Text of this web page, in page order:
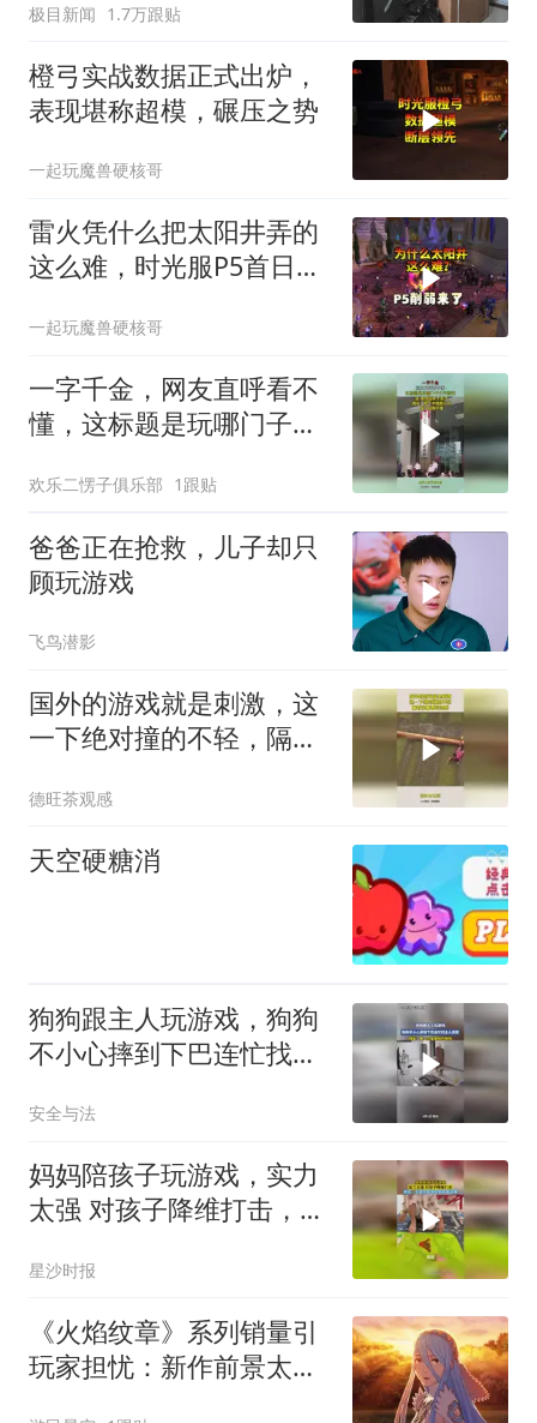
极目新闻 1.7万跟贴
橙弓实战数据正式出炉，
表现堪称超模，碾压之势
一起玩魔兽硬核哥
雷火凭什么把太阳井弄的
这么难，时光服P5首日全
一起玩魔兽硬核哥
一字千金，网友直呼看不
懂，这标题是玩哪门子文
欢乐二愣子俱乐部 1跟贴
爸爸正在抢救，儿子却只
顾玩游戏
飞鸟潜影
国外的游戏就是刺激，这
一下绝对撞的不轻，隔着
德旺茶观感
天空硬糖消
狗狗跟主人玩游戏，狗狗
不小心摔到下巴连忙找主
撒娇的狗狗
安全与法
妈妈陪孩子玩游戏，实力
太强 对孩子降维打击，网
进度
星沙时报
《火焰纹章》系列销量引
玩家担忧：新作前景太难